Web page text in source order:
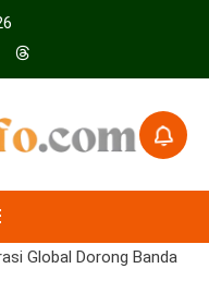
Global Dorong Banda